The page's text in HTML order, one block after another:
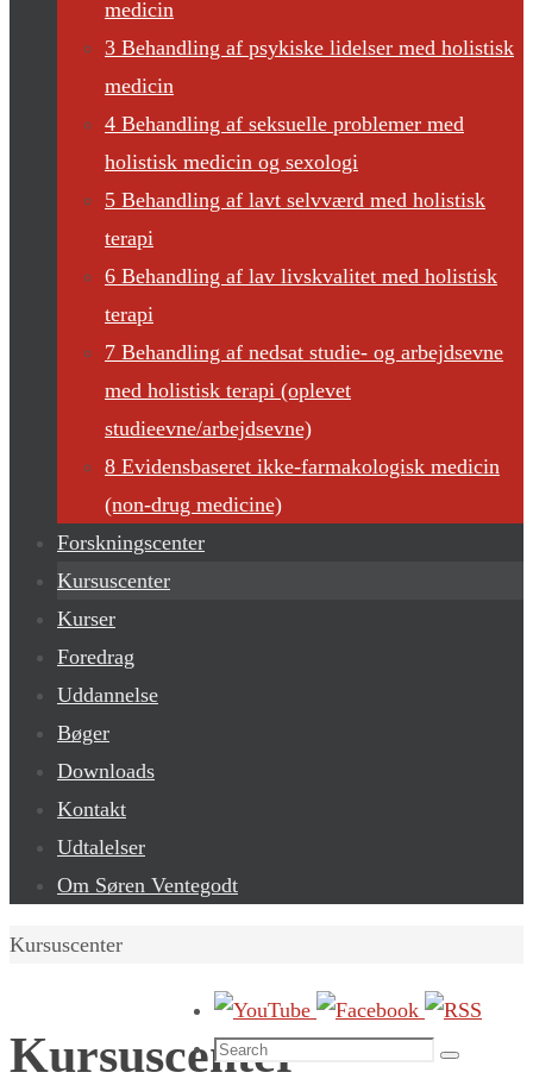
medicin
3 Behandling af psykiske lidelser med holistisk
medicin
4 Behandling af seksuelle problemer med
holistisk medicin og sexologi
5 Behandling af lavt selvværd med holistisk
terapi
6 Behandling af lav livskvalitet med holistisk
terapi
7 Behandling af nedsat studie- og arbejdsevne
med holistisk terapi (oplevet
studieevne/arbejdsevne)
8 Evidensbaseret ikke-farmakologisk medicin
(non-drug medicine)
Forskningscenter
Kursuscenter
Kurser
Foredrag
Uddannelse
Bøger
Downloads
Kontakt
Udtalelser
Om Søren Ventegodt
Home
Kursuscenter
Kursuscenter
Search
Search